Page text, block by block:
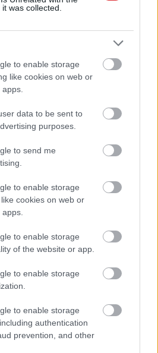
was collected.
to enable storage
like cookies on web or
data to be sent to
purposes.
to send me
to enable storage
cookies on web or
to enable storage
of the website or app.
to enable storage
to enable storage
authentication
prevention, and other
“Man nebija tās mātes
jūtas…” Elīna
Didrihsone atklāti par
ko tādu
sajūsmā par
Ziņot